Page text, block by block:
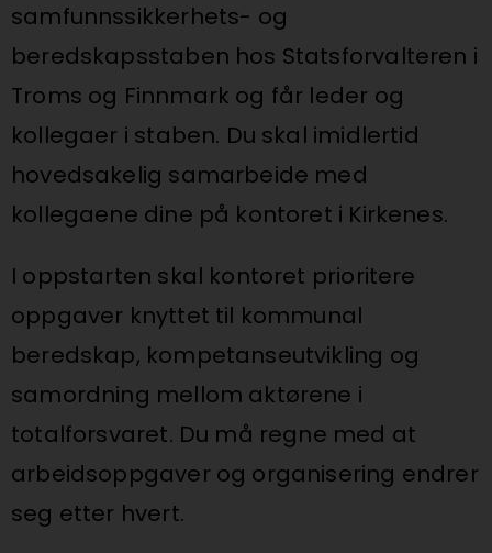
samfunnssikkerhets- og
beredskapsstaben hos Statsforvalteren i
Troms og Finnmark og får leder og
kollegaer i staben. Du skal imidlertid
hovedsakelig samarbeide med
kollegaene dine på kontoret i Kirkenes.
I oppstarten skal kontoret prioritere
oppgaver knyttet til kommunal
beredskap, kompetanseutvikling og
samordning mellom aktørene i
totalforsvaret. Du må regne med at
arbeidsoppgaver og organisering endrer
seg etter hvert.